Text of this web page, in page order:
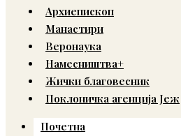
Архиепископ
Манастири
Веронаука
Намесништва+
Жички благовесник
Поклоничка агенција Јеж
Почетна